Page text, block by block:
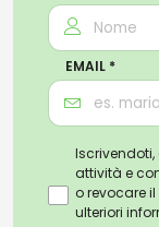
EMAIL *
attività e
o revocare
ulteriori